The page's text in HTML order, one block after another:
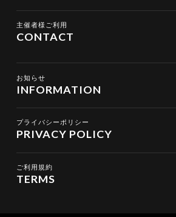
主催者様ご利用
CONTACT
お知らせ
INFORMATION
プライバシーポリシー
PRIVACY POLICY
ご利用規約
TERMS